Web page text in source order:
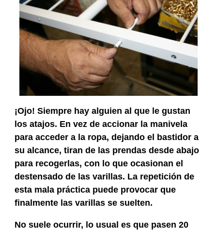
¡Ojo! Siempre hay alguien al que le gustan
los atajos. En vez de accionar la manivela
para acceder a la ropa, dejando el bastidor a
su alcance, tiran de las prendas desde abajo
para recogerlas, con lo que ocasionan el
destensado de las varillas. La repetición de
esta mala práctica puede provocar que
finalmente las varillas se suelten.
No suele ocurrir, lo usual es que pasen 20